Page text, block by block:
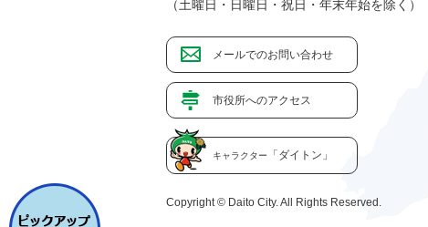
（土曜日・日曜日・祝日・年末年始を除く）
メールでのお問い合わせ
市役所へのアクセス
キャラクター 「ダイトン」
Copyright © Daito City. All Rights Reserved.